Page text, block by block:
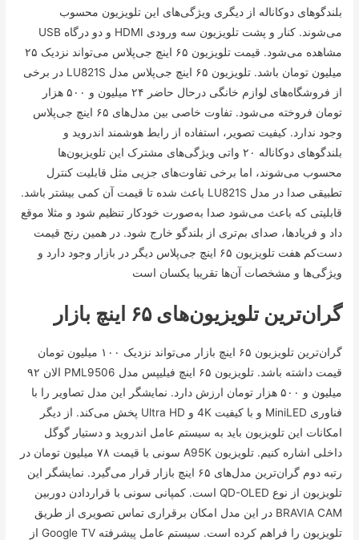
بلندگو‌های دوکاناله از دیگری ویژگی‌های این تلویزیون محسوب
می‌شوند. کنار و پشت تلویزیون سه ورودی HDMI و دو درگاه USB
مشاهده می‌شود. قیمت تلویزیون ۶۵ اینچ جی‌پلاس می‌تواند نزدیک ۲۵
میلیون تومان باشد. تلویزیون ۶۵ اینچ جی‌پلاس مدل LU821S در برخی
از فروشگاه‌های لوازم خانگی درحال حاضر ۲۴ میلیون و ۵۰۰ هزار
تومان فروخته می‌شود. تفاوت خاصی بین مدل‌های ۶۵ اینچ جی‌پلاس
وجود ندارد. کیفیت تصویر، استفاده از رابط هوشمند اندروید و
بلندگو‌های دوکاناله ۲۰ واتی ویژگی‌های مشترک این تلویزیون‌ها
محسوب می‌شوند، اما برخی تفاوت‌های جزیی مثل قابلیت کنترل
تطبیقی صدا در مدل LU821S باعث شده تا قیمت آن کمی بیشتر باشد.
قابلیتی که باعث می‌شود صدا به‌صورت خودکار تنظیم شود و مثلا موقع
داد و فریاد‌ها، صدای بم‌تری از بلندگو خارج شود. در همین رنج قیمت
دست‌کم هفت تلویزیون ۶۵ اینچ جی‌پلاس دیگر در بازار وجود دارد و
ویژگی‌ها و مشخصات آن‌ها تقریبا یکسان است
گران‌ترین تلویزیون‌های ۶۵ اینچ بازار
گران‌ترین تلویزیون ۶۵ اینچ بازار می‌تواند نزدیک ۱۰۰ میلیون تومان
قیمت داشته باشد. تلویزیون ۶۵ اینچ فیلیپس مدل PML9506 الان ۹۲
میلیون و ۵۰۰ هزار تومان ارزش دارد. نمایشگر این مدل تصاویر را با
فناوری MiniLED و با کیفیت 4K و Ultra HD پخش می‌کند. از دیگر
امکانات این تلویزیون باید به سیستم عامل اندروید و دستیار گوگل
داخلی اشاره کنیم. تلویزیون A95K سونی با قیمت ۷۸ میلیون تومان در
رتبه دوم گران‌ترین مدل‌های ۶۵ اینچ بازار قرار می‌گیرد. نمایشگر این
تلویزیون از نوع QD-OLED است. کمپانی سونی با قراردادن دوربین
BRAVIA CAM در این مدل امکان برقراری تماس تصویری از طریق
تلویزیون را فراهم کرده است. سیستم عامل پیشرفته Google TV از